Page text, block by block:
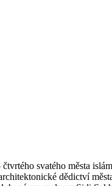
svatého města
dědictví